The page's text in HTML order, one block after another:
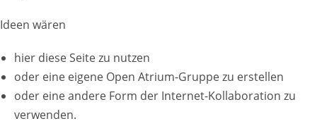
Ideen wären
hier diese Seite zu nutzen
oder eine eigene Open Atrium-Gruppe zu erstellen
oder eine andere Form der Internet-Kollaboration zu
verwenden.